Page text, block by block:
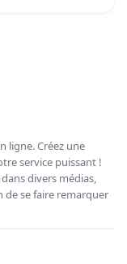
ligne. Créez une
service puissant !
divers médias,
de se faire remarquer